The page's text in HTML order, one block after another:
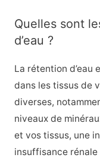
Quelles sont
d’eau ?
La rétention d’eau
dans les tissus de
diverses,
niveaux de
et vos tissus, une
insuffisance